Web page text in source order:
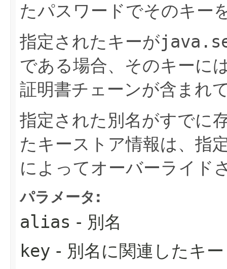
たパスワードでそのキー
指定されたキーが
である場合、そのキーに
証明書チェーンが含まれ
指定された別名がすでに
たキーストア情報は、指
によってオーバーライド
パラメータ:
alias - 別名
key - 別名に関連したキー